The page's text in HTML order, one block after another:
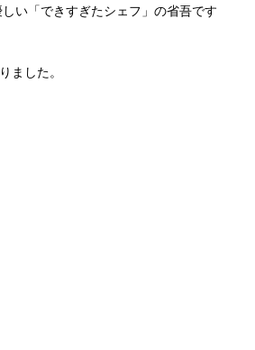
い「できすぎたシェフ」の省吾です
ました。